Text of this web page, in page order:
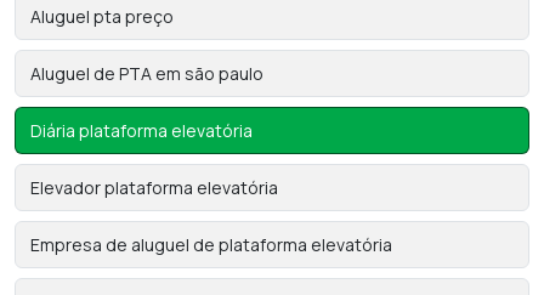
Aluguel pta preço
Aluguel de PTA em são paulo
Diária plataforma elevatória
Elevador plataforma elevatória
Empresa de aluguel de plataforma elevatória